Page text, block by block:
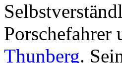
Porschefahrer
Thunberg.